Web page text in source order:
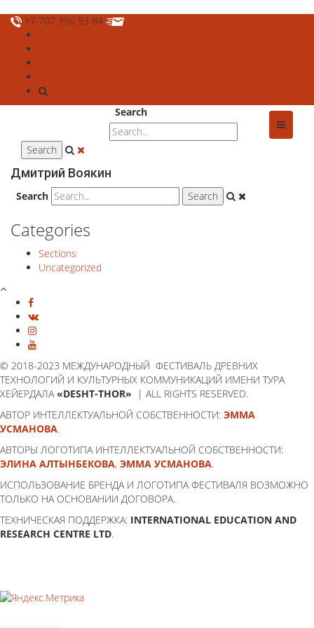
+7 707 396 93 84
Search
Дмитрий Воякин
Search
Categories
Sections
Uncategorized
© 2018-2023 МЕЖДУНАРОДНЫЙ ФЕСТИВАЛЬ ДРЕВНИХ
ТЕХНОЛОГИЙ И КУЛЬТУРНЫХ КОММУНИКАЦИЙ ИМЕНИ ТУРА
ХЕЙЕРДАЛА«DESHT-THOR» | ALL RIGHTS RESERVED.
АВТОР ИНТЕЛЛЕКТУАЛЬНОЙ СОБСТВЕННОСТИ: ЭММА
УСМАНОВА.
АВТОРЫ ЛОГОТИПА ИНТЕЛЛЕКТУАЛЬНОЙ СОБСТВЕННОСТИ:
ЭЛИНА АЛТЫНБЕКОВА, ЭММА УСМАНОВА.
ИСПОЛЬЗОВАНИЕ БРЕНДА И ЛОГОТИПА ФЕСТИВАЛЯ ВОЗМОЖНО
ТОЛЬКО НА ОСНОВАНИИ ДОГОВОРА.
ТЕХНИЧЕСКАЯ ПОДДЕРЖКА: INTERNATIONAL EDUCATION AND
RESEARCH CENTRE LTD.